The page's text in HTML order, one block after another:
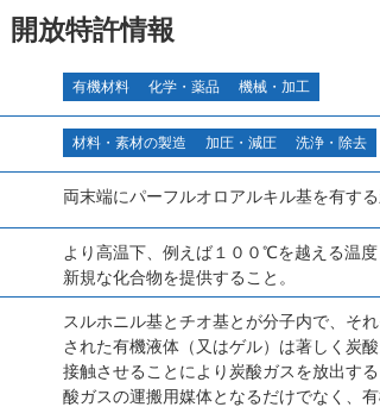
開放特許情報
有機材料 化学・薬品 機械・加工
材料・素材の製造 加圧・減圧 洗浄・除去
両末端にパーフルオロアルキル基を有す
より高温下、例えば１００℃を越える温
新規な化合物を提供すること。
スルホニル基とチオ基とが分子内で、そ
された有機液体（又はゲル）は著しく炭
接触させることにより炭酸ガスを放出す
酸ガスの運搬用媒体となるだけでなく、